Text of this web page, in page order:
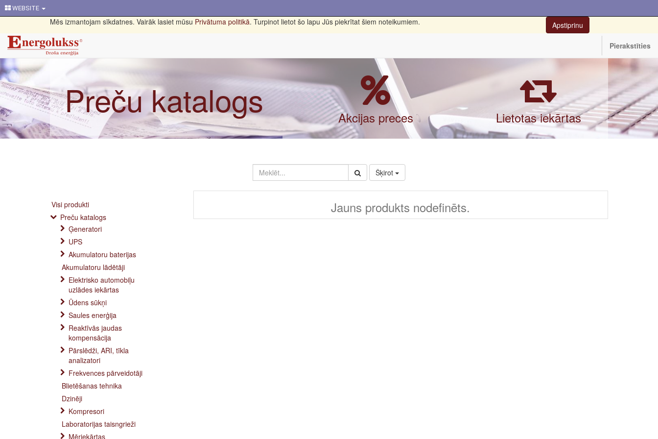
WEBSITE
Mēs izmantojam sīkdatnes. Vairāk lasiet mūsu Privātuma politikā. Turpinot lietot šo lapu Jūs piekrītat šiem noteikumiem. Apstiprinu
Pierakstīties
Preču katalogs Akcijas preces Lietotas iekārtas
Šķirot
Visi produkti
Preču katalogs
Ģeneratori
UPS
Akumulatoru baterijas
Akumulatoru lādētāji
Elektrisko automobiļu
uzlādes iekārtas
Ūdens sūkņi
Saules enerģija
Reaktīvās jaudas
kompensācija
Pārslēdži, ARI, tīkla
analizatori
Frekvences pārveidotāji
Blietēšanas tehnika
Dzinēji
Kompresori
Laboratorijas taisngrieži
Mēriekārtas
Jauns produkts nodefinēts.